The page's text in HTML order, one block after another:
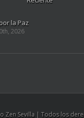
la Paz
2026
Zen Sevilla | Todos los